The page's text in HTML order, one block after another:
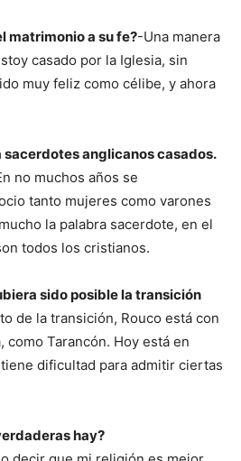
matrimonio a su fe?-Una manera
casado por la Iglesia, sin
muy feliz como célibe, y ahora
anglicanos casados.
no muchos años se
tanto mujeres como varones
la palabra sacerdote, en el
todos los cristianos.
sido posible la transición
de la transición, Rouco está con
como Tarancón. Hoy está en
dificultad para admitir ciertas
hay?